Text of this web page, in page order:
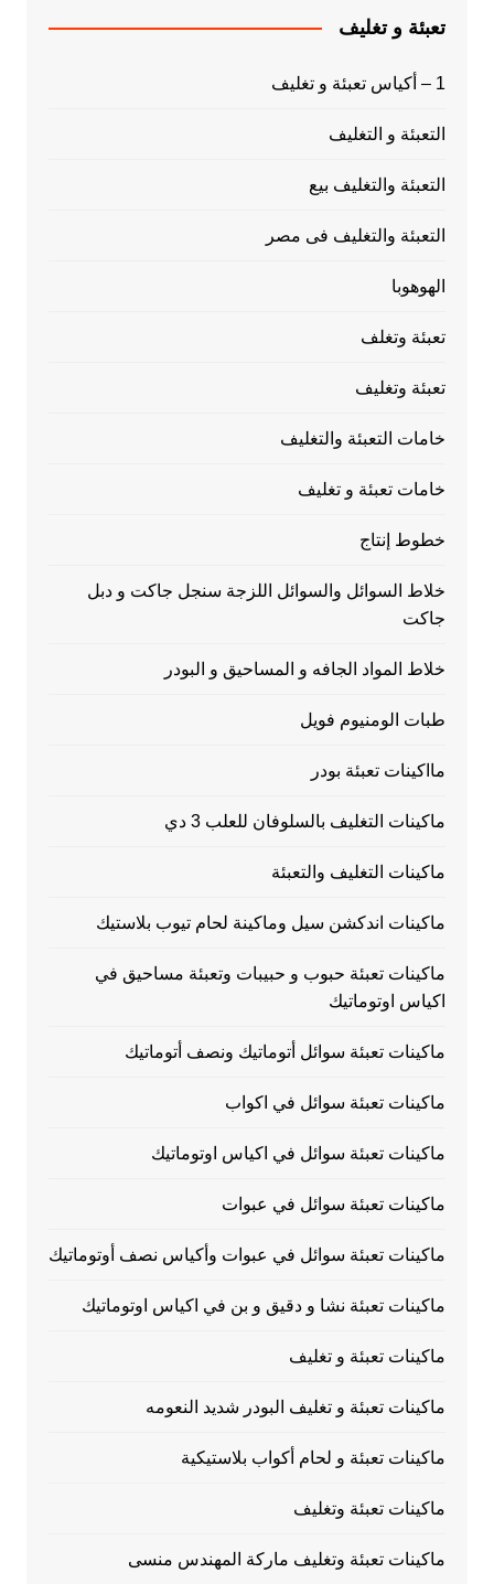
تعبئة و تغليف
1 – أكياس تعبئة و تغليف
التعبئة و التغليف
التعبئة والتغليف بيع
التعبئة والتغليف فى مصر
الهوهوبا
تعبئة وتغلف
تعبئة وتغليف
خامات التعبئة والتغليف
خامات تعبئة و تغليف
خطوط إنتاج
خلاط السوائل والسوائل اللزجة سنجل جاكت و دبل
جاكت
خلاط المواد الجافه و المساحيق و البودر
طبات الومنيوم فويل
مااكينات تعبئة بودر
ماكينات التغليف بالسلوفان للعلب 3 دي
ماكينات التغليف والتعبئة
ماكينات اندكشن سيل وماكينة لحام تيوب بلاستيك
ماكينات تعبئة حبوب و حبيبات وتعبئة مساحيق في
اكياس اوتوماتيك
ماكينات تعبئة سوائل أتوماتيك ونصف أتوماتيك
ماكينات تعبئة سوائل في اكواب
ماكينات تعبئة سوائل في اكياس اوتوماتيك
ماكينات تعبئة سوائل في عبوات
ماكينات تعبئة سوائل في عبوات وأكياس نصف أوتوماتيك
ماكينات تعبئة نشا و دقيق و بن في اكياس اوتوماتيك
ماكينات تعبئة و تغليف
ماكينات تعبئة و تغليف البودر شديد النعومه
ماكينات تعبئة و لحام أكواب بلاستيكية
ماكينات تعبئة وتغليف
ماكينات تعبئة وتغليف ماركة المهندس منسى